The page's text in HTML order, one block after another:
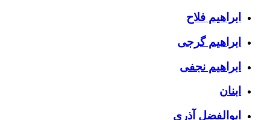
ابراهیم فلاح
ابراهیم گرجی
ابراهیم نجفی
ابنان
ابوالفضل آذری